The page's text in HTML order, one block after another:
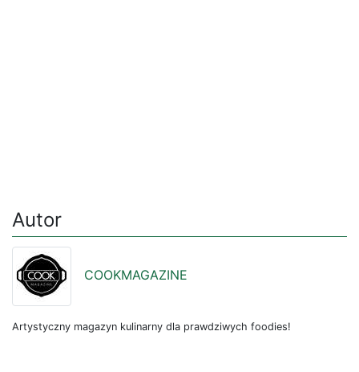
Autor
COOKMAGAZINE
Artystyczny magazyn kulinarny dla prawdziwych foodies!